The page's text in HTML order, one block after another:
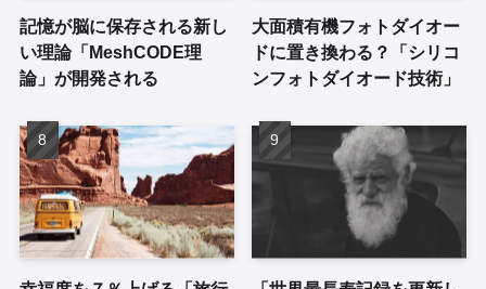
記憶が脳に保存される新し
い理論「MeshCODE理
論」が開発される
大面積有機フォトダイオー
ドに置き換わる？「シリコ
ンフォトダイオード技術」